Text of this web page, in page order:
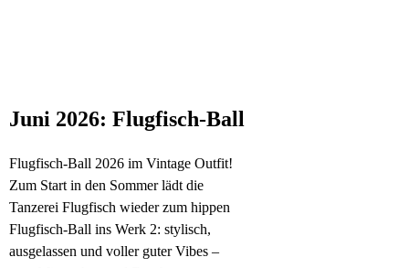
Juni 2026: Flugfisch-Ball
Flugfisch-Ball 2026 im Vintage Outfit!
Zum Start in den Sommer lädt die
Tanzerei Flugfisch wieder zum hippen
Flugfisch-Ball ins Werk 2: stylisch,
ausgelassen und voller guter Vibes –